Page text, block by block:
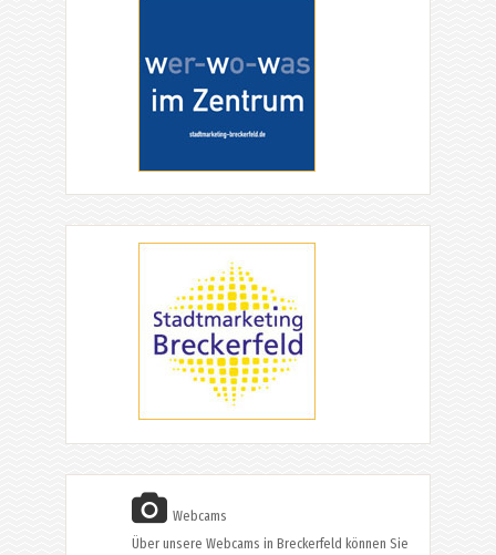
Webcams
Über unsere Webcams in Breckerfeld können Sie